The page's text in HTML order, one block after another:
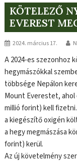
KÖTELEZŐ
EVEREST
2024. március 17.
A 2024-es szezonhoz
hegymászókkal
többsége Nepálon
Mount Everestet, ahol
millió forint) kell
a kiegészítő oxigén
a hegy megmászása
forint) kerül.
Az új követelmény